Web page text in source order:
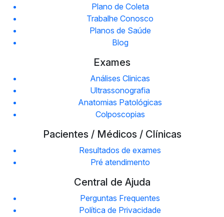
Plano de Coleta
Trabalhe Conosco
Planos de Saúde
Blog
Exames
Análises Clinicas
Ultrassonografia
Anatomias Patológicas
Colposcopias
Pacientes / Médicos / Clínicas
Resultados de exames
Pré atendimento
Central de Ajuda
Perguntas Frequentes
Política de Privacidade